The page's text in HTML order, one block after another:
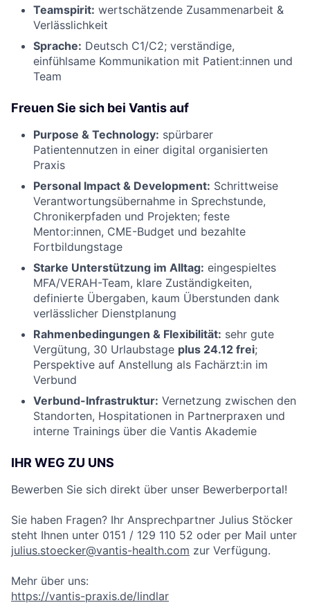
Teamspirit: wertschätzende Zusammenarbeit &
Verlässlichkeit
Sprache: Deutsch C1/C2; verständige,
einfühlsame Kommunikation mit Patient:innen und
Team
Freuen Sie sich bei Vantis auf
Purpose & Technology: spürbarer
Patientennutzen in einer digital organisierten
Praxis
Personal Impact & Development: Schrittweise
Verantwortungsübernahme in Sprechstunde,
Chronikerpfaden und Projekten; feste
Mentor:innen, CME-Budget und bezahlte
Fortbildungstage
Starke Unterstützung im Alltag: eingespieltes
MFA/VERAH-Team, klare Zuständigkeiten,
definierte Übergaben, kaum Überstunden dank
verlässlicher Dienstplanung
Rahmenbedingungen & Flexibilität: sehr gute
Vergütung, 30 Urlaubstage plus 24.12 frei;
Perspektive auf Anstellung als Fachärzt:in im
Verbund
Verbund-Infrastruktur: Vernetzung zwischen den
Standorten, Hospitationen in Partnerpraxen und
interne Trainings über die Vantis Akademie
IHR WEG ZU UNS
Bewerben Sie sich direkt über unser Bewerberportal!
Sie haben Fragen? Ihr Ansprechpartner Julius Stöcker
steht Ihnen unter 0151 / 129 110 52 oder per Mail unter
julius.stoecker@vantis-health.com zur Verfügung.
Mehr über uns:
https://vantis-praxis.de/lindlar